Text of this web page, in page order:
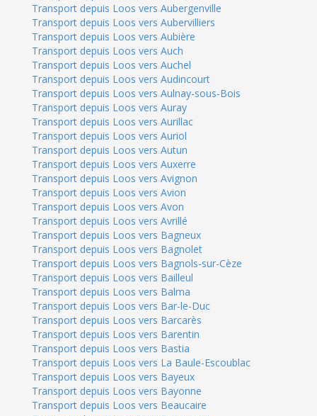
Transport depuis Loos vers Aubergenville
Transport depuis Loos vers Aubervilliers
Transport depuis Loos vers Aubière
Transport depuis Loos vers Auch
Transport depuis Loos vers Auchel
Transport depuis Loos vers Audincourt
Transport depuis Loos vers Aulnay-sous-Bois
Transport depuis Loos vers Auray
Transport depuis Loos vers Aurillac
Transport depuis Loos vers Auriol
Transport depuis Loos vers Autun
Transport depuis Loos vers Auxerre
Transport depuis Loos vers Avignon
Transport depuis Loos vers Avion
Transport depuis Loos vers Avon
Transport depuis Loos vers Avrillé
Transport depuis Loos vers Bagneux
Transport depuis Loos vers Bagnolet
Transport depuis Loos vers Bagnols-sur-Cèze
Transport depuis Loos vers Bailleul
Transport depuis Loos vers Balma
Transport depuis Loos vers Bar-le-Duc
Transport depuis Loos vers Barcarès
Transport depuis Loos vers Barentin
Transport depuis Loos vers Bastia
Transport depuis Loos vers La Baule-Escoublac
Transport depuis Loos vers Bayeux
Transport depuis Loos vers Bayonne
Transport depuis Loos vers Beaucaire